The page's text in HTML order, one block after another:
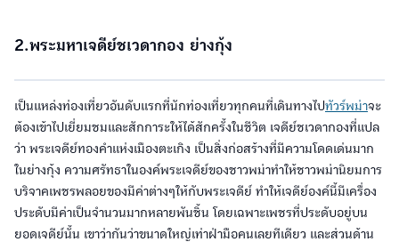
2.พระมหาเจดีย์ชเวดากอง ย่างกุ้ง
เป็นแหล่งท่องเที่ยวอันดับแรกที่นักท่องเที่ยวทุกคนที่เดินทางไปทัวร์พม่าจะ
ต้องเข้าไปเยี่ยมชมและสักการะให้ได้สักครั้งในชีวิต เจดีย์ชเวดากองที่แปล
ว่า พระเจดีย์ทองคำแห่งเมืองตะเกิง เป็นสิ่งก่อสร้างที่มีความโดดเด่นมาก
ในย่างกุ้ง ความศรัทธาในองค์พระเจดีย์ของชาวพม่าทำให้ชาวพม่านิยมการ
บริจาคเพชรพลอยของมีค่าต่างๆให้กับพระเจดีย์ ทำให้เจดีย์องค์นี้มีเครื่อง
ประดับมีค่าเป็นจำนวนมากหลายพันชิ้น โดยเฉพาะเพชรที่ประดับอยู่บน
ยอดเจดีย์นั้น เขาว่ากันว่าขนาดใหญ่เท่าฝ่ามือคนเลยทีเดียว และส่วนด้าน